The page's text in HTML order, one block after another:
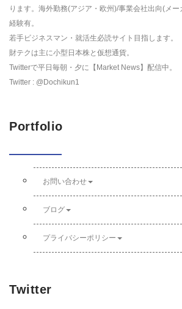
ります。海外勤務(アジア・欧州)/事業会社出向(メ
経験有。
若手ビジネスマン・就活生必読サイト目指します。
財テクは主に小型日本株と仮想通貨。
Twitterで平日毎朝・夕に【Market News】配信中。
Twitter : @Dochikun1
Portfolio
お問い合わせ
ブログ
プライバシーポリシー
Twitter